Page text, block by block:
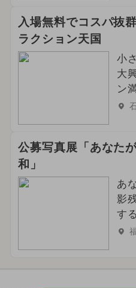
入場無料でコスパ抜
ラクション天国
小
大
ン
公募写真展「あなた
和」
あ
影
す